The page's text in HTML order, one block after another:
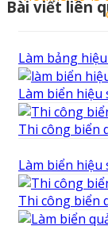
Bài viết liên
Làm bảng
Làm biển
Thi công biển
Làm biển hiệu
Thi công biển